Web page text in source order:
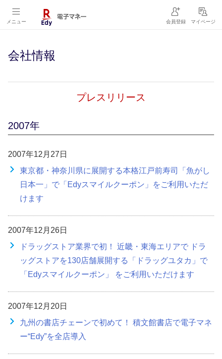
メニュー 会員登録 マイページ
会社情報
プレスリリース
2007年
2007年12月27日
東京都・神奈川県に展開する本格江戸前寿司「魚がし
日本一」で「Edyスマイルクーポン」をご利用いただ
けます
2007年12月26日
ドラッグストア業界で初！ 近畿・東海エリアで ドラ
ッグストアを130店舗展開する「ドラッグユタカ」で
「Edyスマイルクーポン」 をご利用いただけます
2007年12月20日
九州の書店チェーンで初めて！ 積文館書店で電子マネ
ー“Edy”を全店導入